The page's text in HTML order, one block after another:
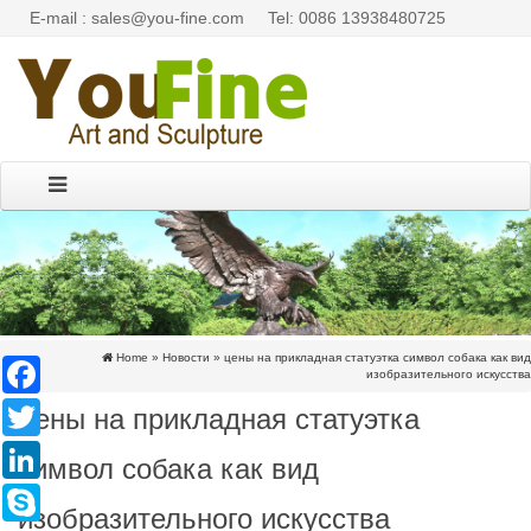
E-mail : sales@you-fine.com Tel: 0086 13938480725
Home » Новости » цены на прикладная статуэтка символ собака как вид
изобразительного искусства
цены на прикладная статуэтка
символ собака как вид
изобразительного искусства
Facebook